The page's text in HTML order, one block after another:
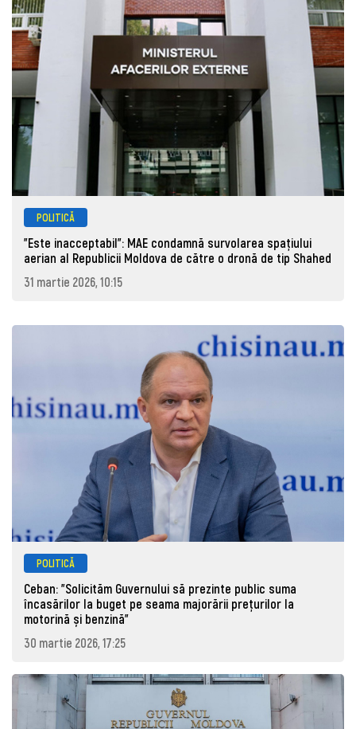
POLITICĂ
"Este inacceptabil": MAE condamnă survolarea spațiului
aerian al Republicii Moldova de către o dronă de tip Shahed
31 martie 2026, 10:15
POLITICĂ
Ceban: "Solicităm Guvernului să prezinte public suma
încasărilor la buget pe seama majorării prețurilor la
motorină și benzină"
30 martie 2026, 17:25